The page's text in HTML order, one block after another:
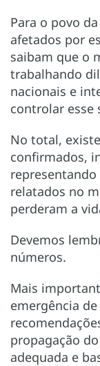
Para o povo
afetados por
saibam que o
trabalhando
nacionais e
controlar esse
No total,
confirmados,
representando
relatados no
perderam a
Devemos
números.
Mais
emergência
propagação
adequada e